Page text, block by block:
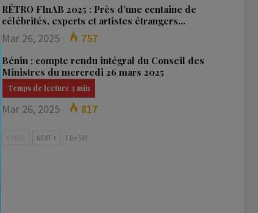
RÉTRO FInAB 2025 : Près d’une centaine de
célébrités, experts et artistes étrangers…
Mar 26, 2025 757
Bénin : compte rendu intégral du Conseil des
Ministres du mercredi 26 mars 2025
Mar 26, 2025 817
NEXT 1 De 533